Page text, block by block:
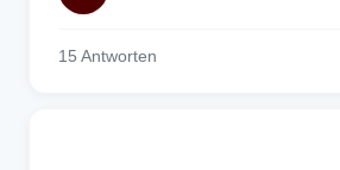
15 Antworten